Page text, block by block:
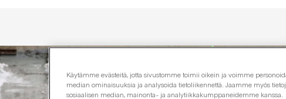
Käytämme evästeitä, jotta sivustomme toimii oikein ja voimme
median ominaisuuksia ja analysoida tietoliikennettä. Jaamme myös
sosiaalisen median, mainonta- ja analytiikkakumppaneidemme kanssa.